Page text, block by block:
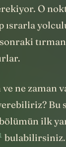
O
ısrarla
ne zaman
Bu
bölümün ilk
bulabilirsiniz.